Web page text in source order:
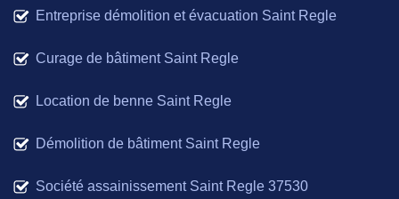
Entreprise démolition et évacuation Saint Regle
Curage de bâtiment Saint Regle
Location de benne Saint Regle
Démolition de bâtiment Saint Regle
Société assainissement Saint Regle 37530